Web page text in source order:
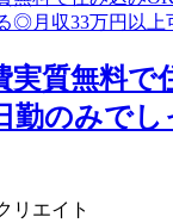
実質無料
勤のみでし
リエイト